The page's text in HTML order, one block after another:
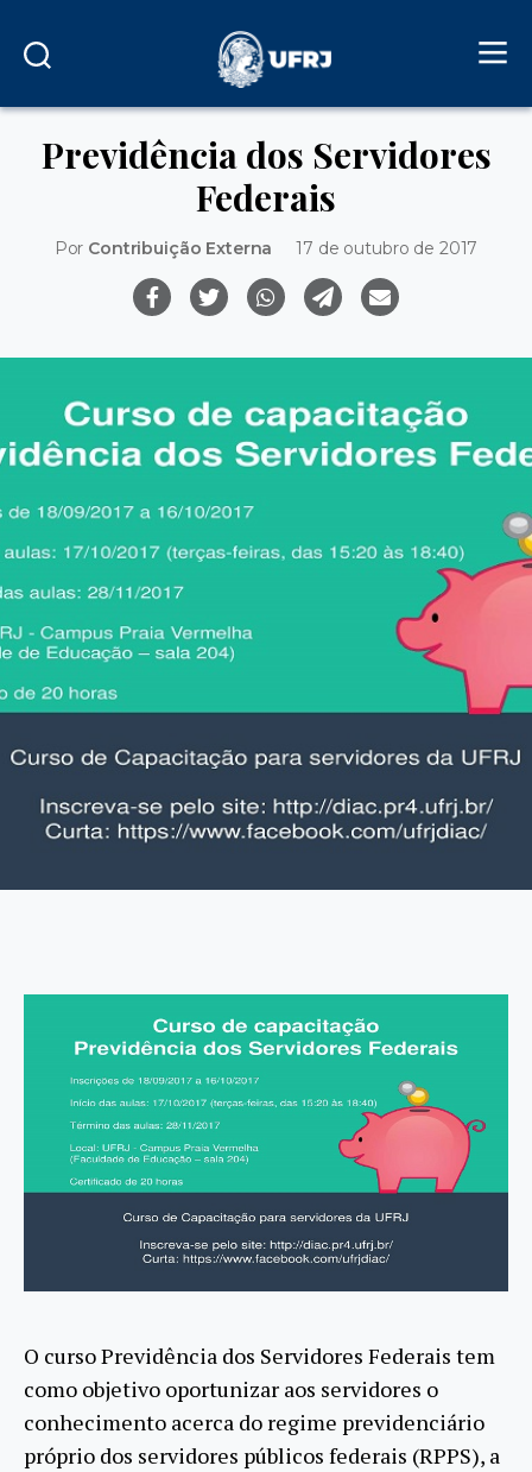
Previdência dos Servidores
Federais
Por Contribuição Externa 17 de outubro de 2017
O curso Previdência dos Servidores Federais tem
como objetivo oportunizar aos servidores o
conhecimento acerca do regime previdenciário
próprio dos servidores públicos federais (RPPS), a